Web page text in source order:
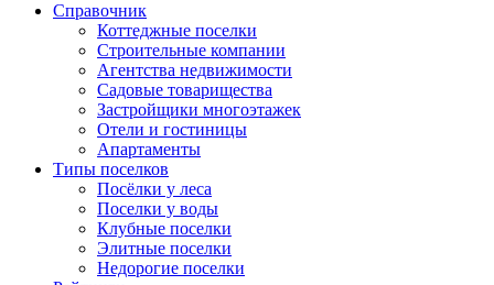
Справочник
Коттеджные поселки
Строительные компании
Агентства недвижимости
Садовые товарищества
Застройщики многоэтажек
Отели и гостиницы
Апартаменты
Типы поселков
Посёлки у леса
Поселки у воды
Клубные поселки
Элитные поселки
Недорогие поселки